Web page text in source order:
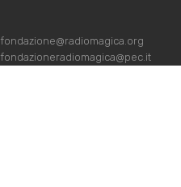
fondazione@radiomagica.org
fondazioneradiomagica@pec.it